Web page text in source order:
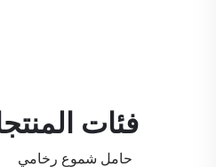
فئات
حامل شموع رخامي